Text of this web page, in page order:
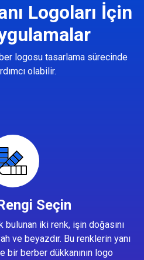
Logoları İçin
logosu tasarlama sürecinde
olabilir.
Seçin
bulunan iki renk, işin doğasını
ve beyazdır. Bu renklerin yanı
bir berber dükkanının logo